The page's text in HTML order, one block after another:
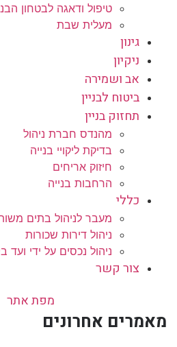
טיפול ודאגה לבטחון
מעלית שבת
גינון
ניקיון
אב ושמירה
ביטוח לבניין
תחזוק בניין
מהנדס חברת ניהול
בדיקת ליקויי בנייה
חיזוק אריחים
הרחבות בנייה
כללי
מעבר לניהול בתים
ניהול דירות שכורות
ניהול נכסים על ידי ועד
צור קשר
מפת אתר
מאמרים אחרונים